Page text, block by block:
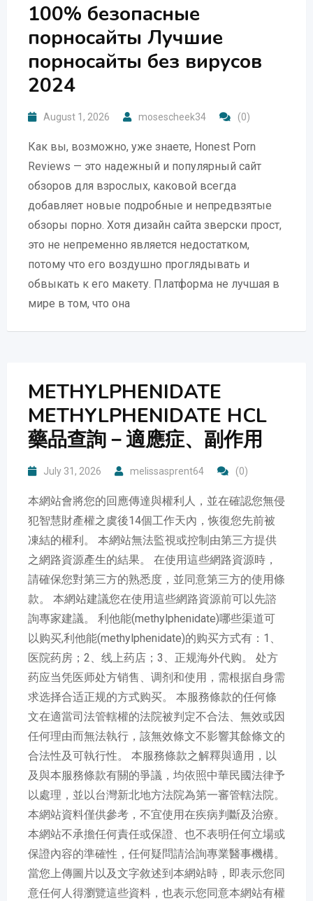
100% безопасные
порносайты Лучшие
порносайты без вирусов
2024
August 1, 2026 mosescheek34 (0)
Как вы, возможно, уже знаете, Honest Porn
Reviews — это надежный и популярный сайт
обзоров для взрослых, каковой всегда
добавляет новые подробные и непредвзятые
обзоры порно. Хотя дизайн сайта зверски прост,
это не непременно является недостатком,
потому что его воздушно проглядывать и
обвыкать к его макету. Платформа не лучшая в
мире в том, что она
METHYLPHENIDATE
METHYLPHENIDATE HCL
藥品查詢－適應症、副作用
July 31, 2026 melissasprent64 (0)
本網站會將您的回應傳達與權利人，並在確認您無侵
犯智慧財產權之虞後14個工作天內，恢復您先前被
凍結的權利。 本網站無法監視或控制由第三方提供
之網路資源產生的結果。 在使用這些網路資源時，
請確保您對第三方的熟悉度，並同意第三方的使用條
款。 本網站建議您在使用這些網路資源前可以先諮
詢專家建議。 利他能(methylphenidate)哪些渠道可
以购买,利他能(methylphenidate)的购买方式有：1、
医院药房；2、线上药店；3、正规海外代购。 处方
药应当凭医师处方销售、调剂和使用，需根据自身需
求选择合适正规的方式购买。 本服務條款的任何條
文在適當司法管轄權的法院被判定不合法、無效或因
任何理由而無法執行，該無效條文不影響其餘條文的
合法性及可執行性。 本服務條款之解釋與適用，以
及與本服務條款有關的爭議，均依照中華民國法律予
以處理，並以台灣新北地方法院為第一審管轄法院。
本網站資料僅供參考，不宜使用在疾病判斷及治療。
本網站不承擔任何責任或保證、也不表明任何立場或
保證內容的準確性，任何疑問請洽詢專業醫事機構。
當您上傳圖片以及文字敘述到本網站時，即表示您同
意任何人得瀏覽這些資料，也表示您同意本網站有權